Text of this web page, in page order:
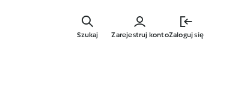
głównej
Zarejestruj kontoZaloguj się
Szukaj